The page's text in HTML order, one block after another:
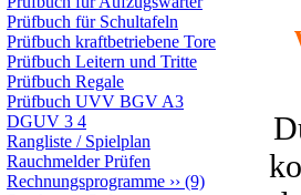
Prüfbuch für Schultafeln
Prüfbuch kraftbetriebene Tore
Prüfbuch Leitern und Tritte
Prüfbuch Regale
Prüfbuch UVV BGV A3
DGUV 3 4
Rangliste / Spielplan
Rauchmelder Prüfen
Rechnungsprogramme ›› (9)